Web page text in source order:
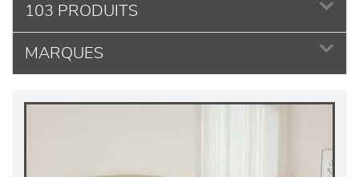
literie
décoration
103 PRODUITS
MARQUES